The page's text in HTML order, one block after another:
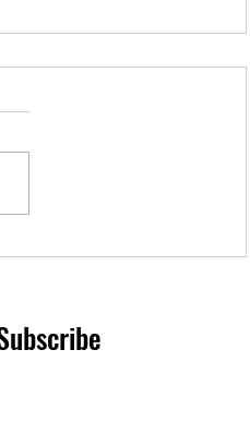
calls for border closure